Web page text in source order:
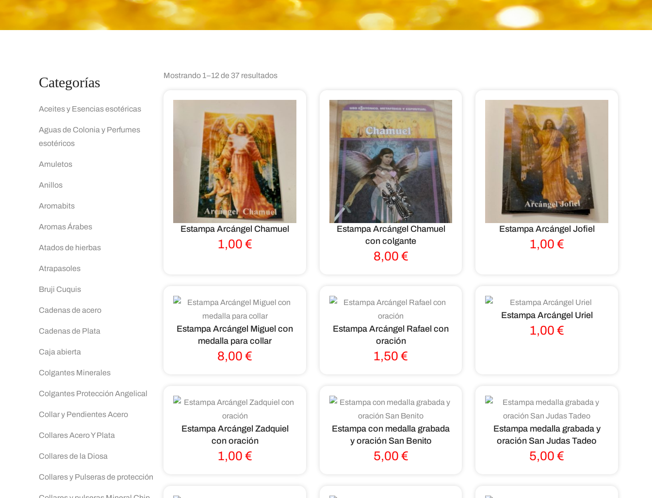
Categorías
Aceites y Esencias esotéricas
Aguas de Colonia y Perfumes
esotéricos
Amuletos
Anillos
Aromabits
Aromas Árabes
Atados de hierbas
Atrapasoles
Bruji Cuquis
Cadenas de acero
Cadenas de Plata
Caja abierta
Colgantes Minerales
Colgantes Protección Angelical
Collar y Pendientes Acero
Collares Acero Y Plata
Collares de la Diosa
Collares y Pulseras de protección
Mostrando 1–12 de 37 resultados
Estampa Arcángel Chamuel
1,00 €
Estampa Arcángel Chamuel
con colgante
8,00 €
Estampa Arcángel Jofiel
1,00 €
Estampa Arcángel Miguel con
medalla para collar
8,00€
Estampa Arcángel Rafael con
oración
1,50€
Estampa Arcángel Uriel
1,00 €
Estampa Arcángel Zadquiel
con oración
1,00 €
Estampa con medalla grabada
y oración San Benito
5,00 €
Estampa medalla grabada y
oración San Judas Tadeo
5,00€